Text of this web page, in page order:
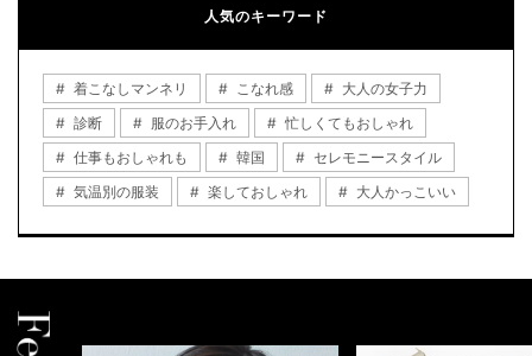
人気のキーワード
着こなしマンネリ こなれ感
大人の女子力
診断
服のお手入れ
忙しくてもおしゃれ
仕事もおしゃれも
韓国
セレモニースタイル
気温別の服装
楽しておしゃれ 大人かっこいい